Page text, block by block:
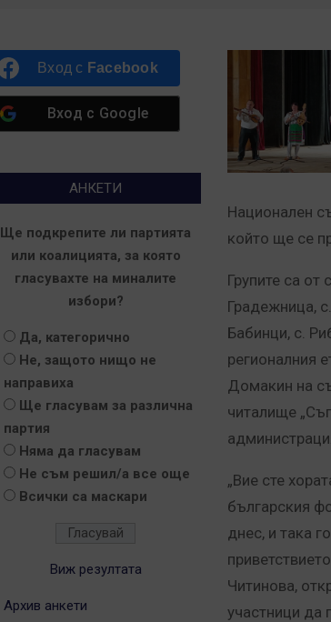
Национален
който ще се
Групите са от
Градежница,
Бабинци, с.
регионалния
Домакин на
читалище
„Вие сте
българския
днес, и така
Читинова,
участници да
Вход с Facebook
Вход с Google
АНКЕТИ
Ще подкрепите ли партията
или коалицията, за която
гласувахте на миналите
избори?
Да, категорично
Не, защото нищо не
направиха
Ще гласувам за различна
партия
Няма да гласувам
Не съм решил/а все още
Всички са маскари
Виж резултата
Архив анкети